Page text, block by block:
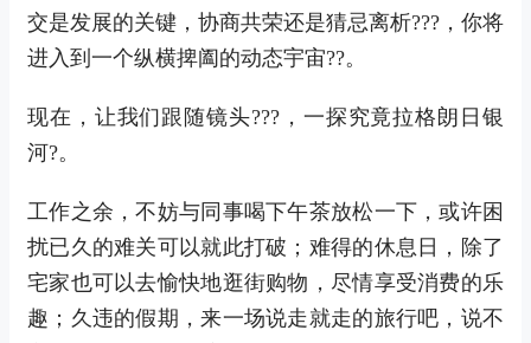
交是发展的关键，协商共荣还是猜忌离析???，你将
进入到一个纵横捭阖的动态宇宙??。
现在，让我们跟随镜头???，一探究竟拉格朗日银
河?。
工作之余，不妨与同事喝下午茶放松一下，或许困
扰已久的难关可以就此打破；难得的休息日，除了
宅家也可以去愉快地逛街购物，尽情享受消费的乐
趣；久违的假期，来一场说走就走的旅行吧，说不